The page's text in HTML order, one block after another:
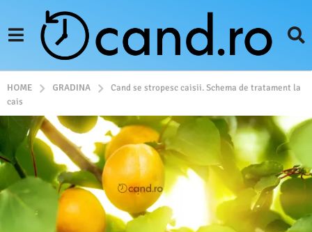
HOME GRADINA
Cand se stropesc caisii. Schema de tratament la
cais